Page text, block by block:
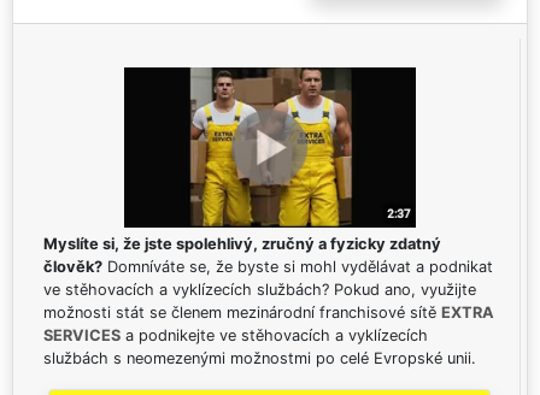
Myslíte si, že jste spolehlivý, zručný a fyzicky zdatný
člověk? Domníváte se, že byste si mohl vydělávat a podnikat
ve stěhovacích a vyklízecích službách? Pokud ano, využijte
možnosti stát se členem mezinárodní franchisové sítě EXTRA
SERVICES a podnikejte ve stěhovacích a vyklízecích
službách s neomezenými možnostmi po celé Evropské unii.